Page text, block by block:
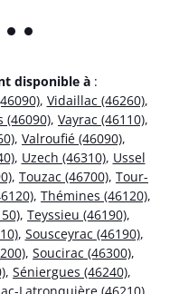
disponible à :
, Vidaillac (46260),
(46090), Vayrac (46110),
, Valroufié (46090),
, Uzech (46310), Ussel
, Touzac (46700), Tour-
, Thémines (46120),
, Teyssieu (46190),
, Sousceyrac (46190),
, Soucirac (46300),
, Séniergues (46240),